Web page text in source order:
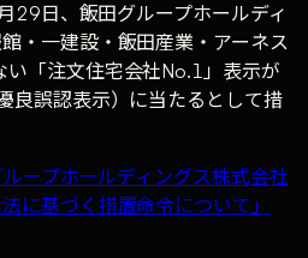
日、飯田グループホールディ
・一建設・飯田産業・アーネス
い「注文住宅会社No.1」表示が
良誤認表示）に当たるとして措
ープホールディングス株式会社
に基づく措置命令について」